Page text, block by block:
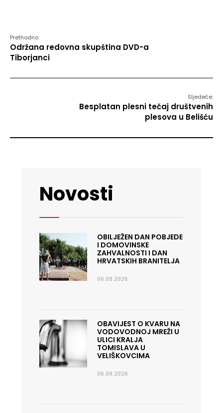
Prethodno:
Održana redovna skupština DVD-a
Tiborjanci
Sljedeće:
Besplatan plesni tečaj društvenih
plesova u Belišću
Novosti
OBILJEŽEN DAN POBJEDE
I DOMOVINSKE
ZAHVALNOSTI I DAN
HRVATSKIH BRANITELJA
06.08.2026.
OBAVIJEST O KVARU NA
VODOVODNOJ MREŽI U
ULICI KRALJA
TOMISLAVA U
VELIŠKOVCIMA
06.08.2026.